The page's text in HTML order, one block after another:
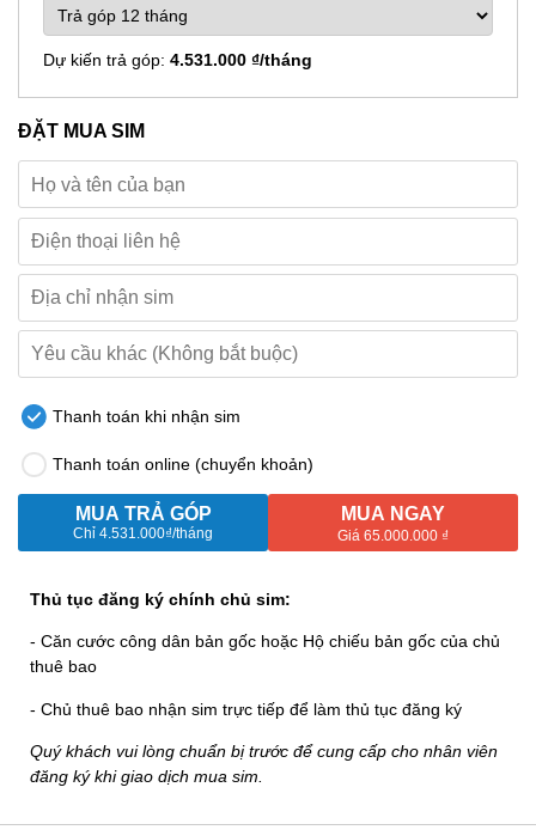
Dự kiến trả góp: 4.531.000 ₫/tháng
ĐẶT MUA SIM
Thanh toán khi nhận sim
Thanh toán online (chuyển khoản)
MUA TRẢ GÓP
Chỉ 4.531.000₫/tháng
MUA NGAY
Giá 65.000.000 ₫
Thủ tục đăng ký chính chủ sim:
- Căn cước công dân bản gốc hoặc Hộ chiếu bản gốc của chủ
thuê bao
- Chủ thuê bao nhận sim trực tiếp để làm thủ tục đăng ký
Quý khách vui lòng chuẩn bị trước để cung cấp cho nhân viên
đăng ký khi giao dịch mua sim.